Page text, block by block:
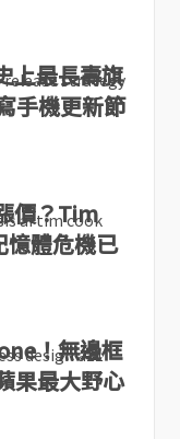
上最長壽旗
手機更新節
價？Tim
憶體危機已
！無邊框
果最大野心